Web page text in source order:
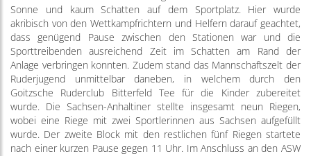
Sonne und kaum Schatten auf dem Sportplatz. Hier wurde
akribisch von den Wettkampfrichtern und Helfern darauf geachtet,
dass genügend Pause zwischen den Stationen war und die
Sporttreibenden ausreichend Zeit im Schatten am Rand der
Anlage verbringen konnten. Zudem stand das Mannschaftszelt der
Ruderjugend unmittelbar daneben, in welchem durch den
Goitzsche Ruderclub Bitterfeld Tee für die Kinder zubereitet
wurde. Die Sachsen-Anhaltiner stellte insgesamt neun Riegen,
wobei eine Riege mit zwei Sportlerinnen aus Sachsen aufgefüllt
wurde. Der zweite Block mit den restlichen fünf Riegen startete
nach einer kurzen Pause gegen 11 Uhr. Im Anschluss an den ASW